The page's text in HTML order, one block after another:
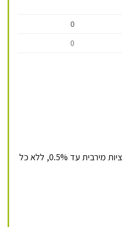
0
0
שמן זית כתית מעולה, חומציות מירבית עד 0.5%, ללא כל